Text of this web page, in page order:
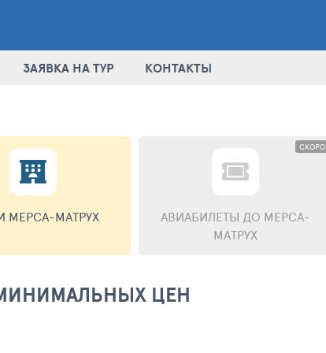
ЗАЯВКА НА ТУР КОНТАКТЫ
МЕРСА-МАТРУХ
СКОРО
АВИАБИЛЕТЫ ДО МЕРСА-
МАТРУХ
ЦЕН